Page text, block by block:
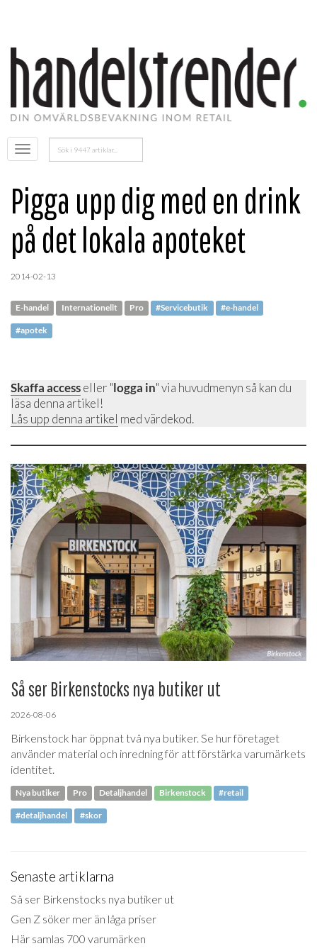
Öppna
menyn
Sök
efter:
Pigga upp dig med en drink
på det lokala apoteket
2014-02-13
E-handel Internationellt Pro #Servicebutik #e-handel
#apotek
Skaffa accesseller "logga in" via huvudmenyn så kan du
läsa denna artikel!
Lås upp denna artikel med värdekod.
Så ser Birkenstocks nya butiker ut
2026-08-06
Birkenstock har öppnat två nya butiker. Se hur företaget
använder material och inredning för att förstärka varumärkets
identitet.
Nya butiker Pro Detaljhandel Birkenstock #retail
#detaljhandel #skor
Senaste artiklarna
Så ser Birkenstocks nya butiker ut
Gen Z söker mer än låga priser
Här samlas 700 varumärken